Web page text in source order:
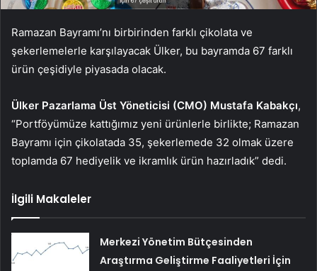
Ramazan Bayramı’nı birbirinden farklı çikolata ve
şekerlemelerle karşılayacak Ülker, bu bayramda 67 farklı
ürün çeşidiyle piyasada olacak.
Ülker Pazarlama Üst Yöneticisi (CMO) Mustafa Kabakçı,
“Portföyümüze kattığımız yeni ürünlerle birlikte; Ramazan
Bayramı için çikolatada 35, şekerlemede 32 olmak üzere
toplamda 67 hediyelik ve ikramlık ürün hazırladık” dedi.
İlgili Makaleler
Merkezi Yönetim Bütçesinden
Araştırma Geliştirme Faaliyetleri İçin